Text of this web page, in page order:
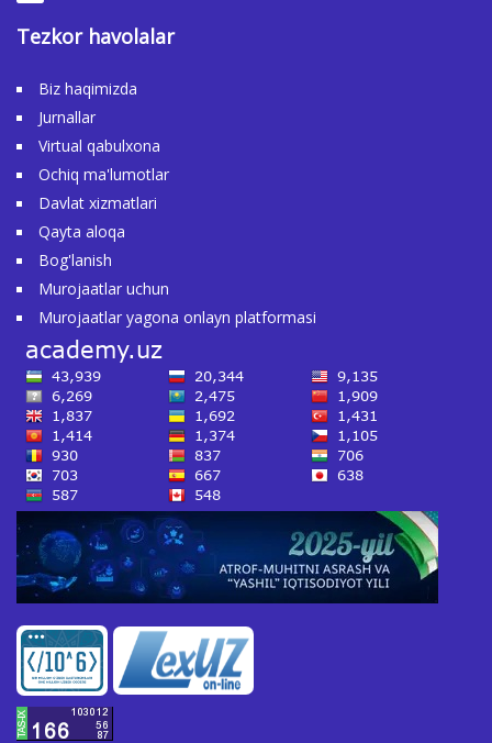
Tezkor havolalar
Biz haqimizda
Jurnallar
Virtual qabulxona
Ochiq ma'lumotlar
Davlat xizmatlari
Qayta aloqa
Bog'lanish
Murojaatlar uchun
Murojaatlar yagona onlayn platformasi